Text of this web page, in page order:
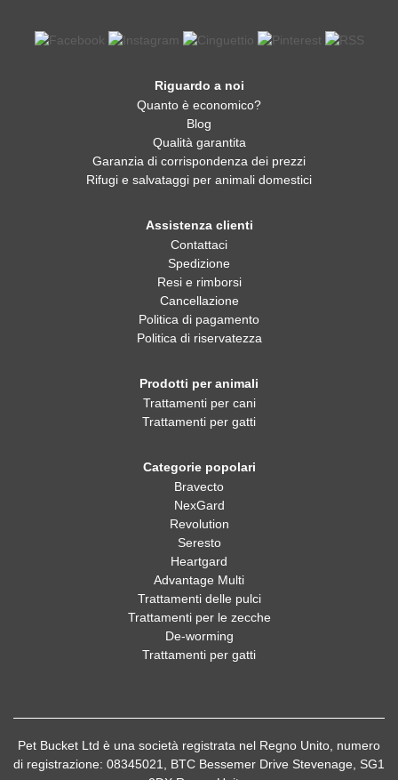
Riguardo a noi
Quanto è economico?
Blog
Qualità garantita
Garanzia di corrispondenza dei prezzi
Rifugi e salvataggi per animali domestici
Assistenza clienti
Contattaci
Spedizione
Resi e rimborsi
Cancellazione
Politica di pagamento
Politica di riservatezza
Prodotti per animali
Trattamenti per cani
Trattamenti per gatti
Categorie popolari
Bravecto
NexGard
Revolution
Seresto
Heartgard
Advantage Multi
Trattamenti delle pulci
Trattamenti per le zecche
De-worming
Trattamenti per gatti
Pet Bucket Ltd è una società registrata nel Regno Unito, numero
di registrazione: 08345021, BTC Bessemer Drive Stevenage, SG1